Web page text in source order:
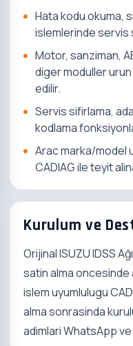
Hata kodu okuma,
islemlerinde servis
Motor, sanziman,
diger moduller
edilir.
Servis sifirlama,
kodlama
Arac marka/model
CADIAG ile teyit
Kurulum ve
Orijinal ISUZU IDSS
satin alma
islem uyumlulugu
alma sonrasinda
adimlari WhatsApp